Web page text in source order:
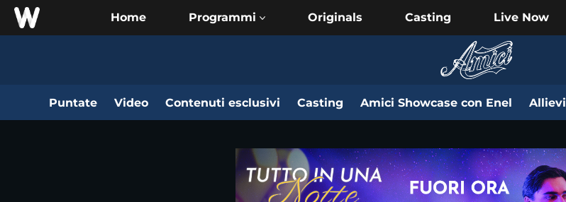
Home Originals Casting Live Now
Puntate Video Contenuti esclusivi Casting Amici Showcase con Enel Allievi